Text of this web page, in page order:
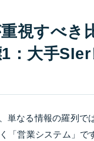
視すべき
：大手
単なる情報の羅列で
「営業システム」で